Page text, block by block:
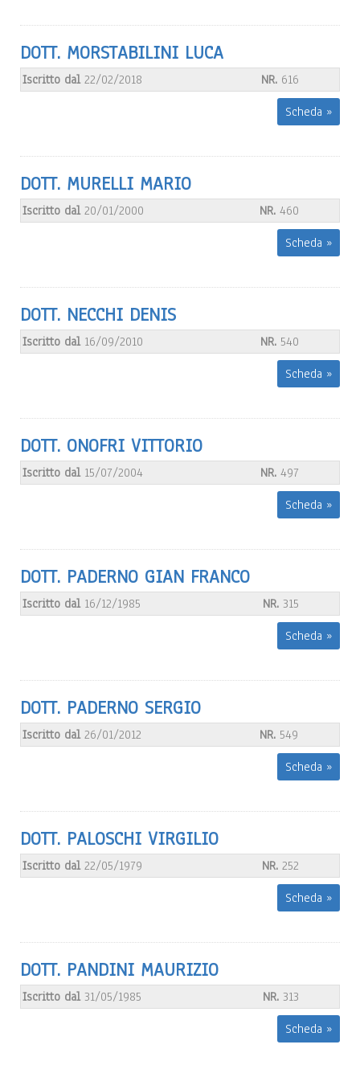
DOTT. MORSTABILINI LUCA
Iscritto dal 22/02/2018 NR. 616
Scheda »
DOTT. MURELLI MARIO
Iscritto dal 20/01/2000 NR. 460
Scheda »
DOTT. NECCHI DENIS
Iscritto dal 16/09/2010 NR. 540
Scheda »
DOTT. ONOFRI VITTORIO
Iscritto dal 15/07/2004 NR. 497
Scheda »
DOTT. PADERNO GIAN FRANCO
Iscritto dal 16/12/1985 NR. 315
Scheda »
DOTT. PADERNO SERGIO
Iscritto dal 26/01/2012 NR. 549
Scheda »
DOTT. PALOSCHI VIRGILIO
Iscritto dal 22/05/1979 NR. 252
Scheda »
DOTT. PANDINI MAURIZIO
Iscritto dal 31/05/1985 NR. 313
Scheda »